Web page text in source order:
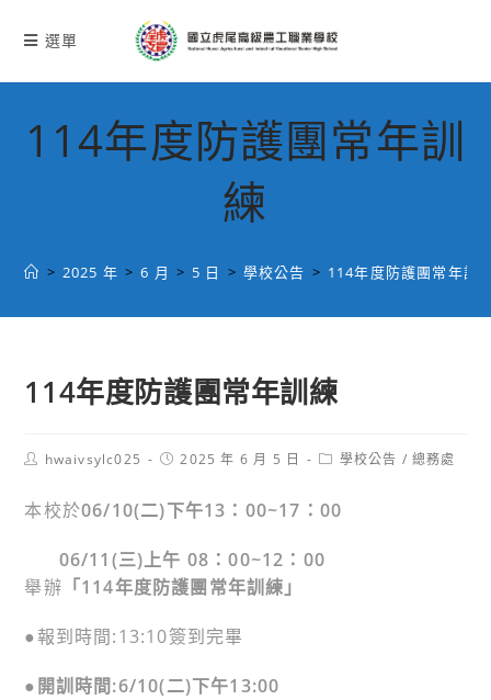
選單
114年度防護團常年訓
練
> 2025 年 > 6 月 > 5 日 > 學校公告 > 114年度防護團常年訓
114年度防護團常年訓練
Posthwaivsylc025
Post2025 年 6 月 5 日
Post學校公告 / 總務處
本校於06/10(二)下午13：00~17：00
06/11(三)上午 08：00~12：00
舉辦 「114年度防護團常年訓練」
●報到時間:13:10簽到完畢
●開訓時間:6/10(二)下午13:00